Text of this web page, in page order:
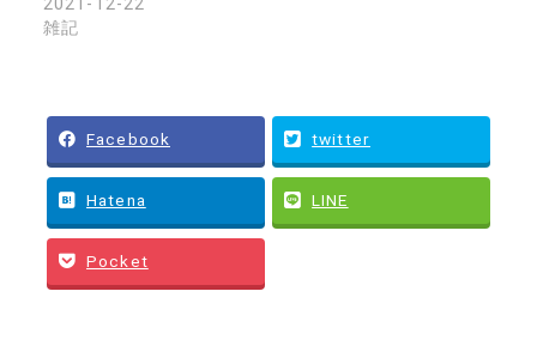
雑記
Facebook twitter
Hatena LINE
Pocket